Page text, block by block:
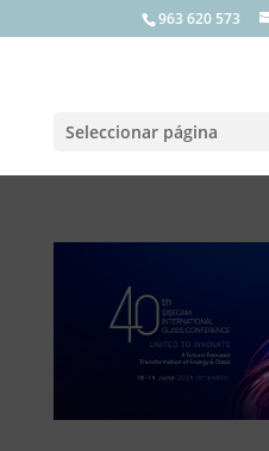
963 620 573
Seleccionar página